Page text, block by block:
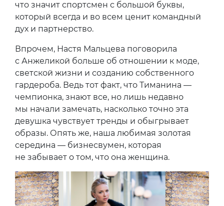
что значит спортсмен с большой буквы,
который всегда и во всем ценит командный
дух и партнерство.
Впрочем, Настя Мальцева поговорила
с Анжеликой больше об отношении к моде,
светской жизни и созданию собственного
гардероба. Ведь тот факт, что Тиманина —
чемпионка, знают все, но лишь недавно
мы начали замечать, насколько точно эта
девушка чувствует тренды и обыгрывает
образы. Опять же, наша любимая золотая
середина — бизнесвумен, которая
не забывает о том, что она женщина.